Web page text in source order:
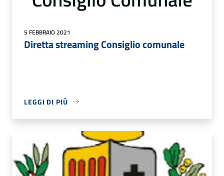
5 FEBBRAIO 2021
Diretta streaming Consiglio comunale
LEGGI DI PIÙ